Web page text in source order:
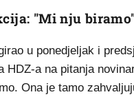
"Mi nju
u ponedjeljak i
HDZ-a na pitanja
Ona je tamo